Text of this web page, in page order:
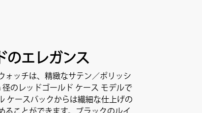
のエレガンス
ォッチは、精緻なサテン／ポリッシ
のレッドゴールド ケース モデルで
ケースバックからは繊細な仕上げの